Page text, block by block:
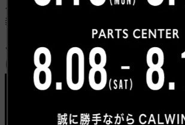
ーソナル設定を備えたドライブモード
装備しているのも特徴です。
インフィニティ オールモー
は？